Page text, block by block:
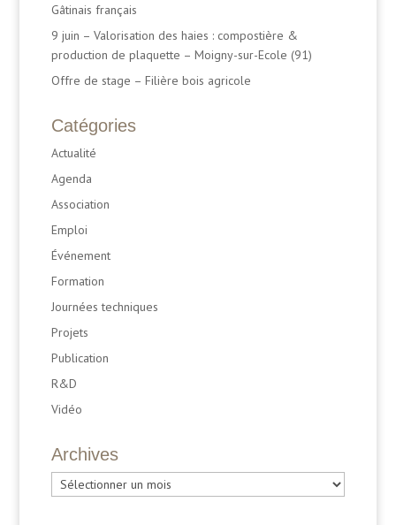
Gâtinais français
9 juin – Valorisation des haies : compostière &
production de plaquette – Moigny-sur-Ecole (91)
Offre de stage – Filière bois agricole
Catégories
Actualité
Agenda
Association
Emploi
Événement
Formation
Journées techniques
Projets
Publication
R&D
Vidéo
Archives
Archives